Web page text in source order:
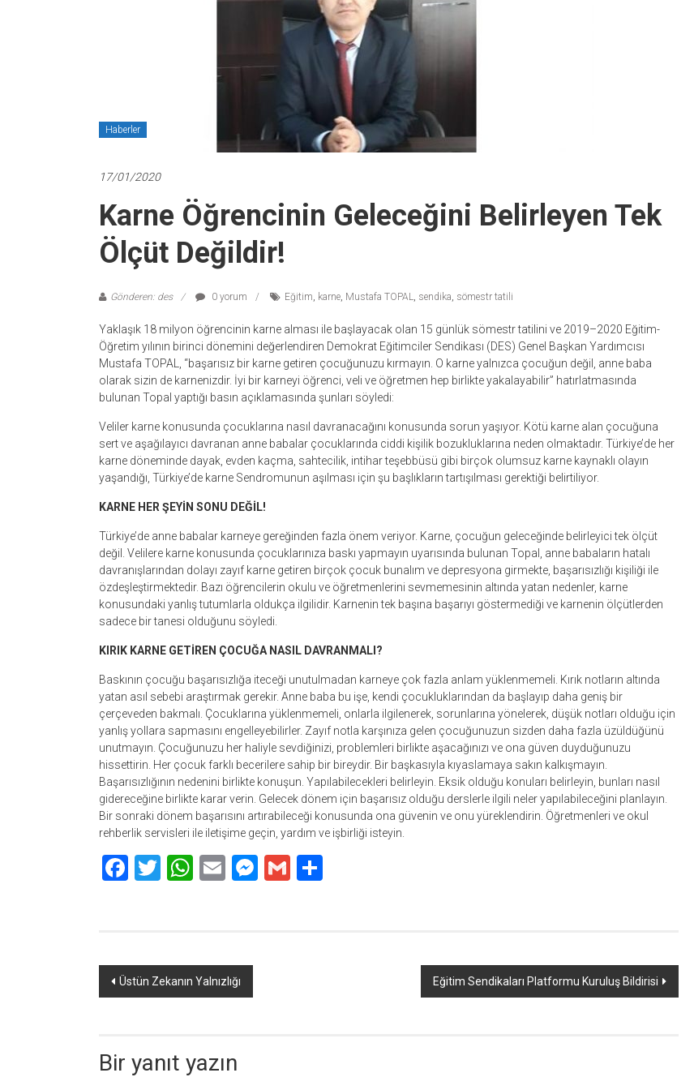
Haberler
17/01/2020
Karne Öğrencinin Geleceğini Belirleyen Tek
Ölçüt Değildir!
Gönderen: des 0 yorum Eğitim, karne, Mustafa TOPAL, sendika, sömestr tatili
Yaklaşık 18 milyon öğrencinin karne alması ile başlayacak olan 15 günlük sömestr tatilini ve 2019–2020 Eğitim-
Öğretim yılının birinci dönemini değerlendiren Demokrat Eğitimciler Sendikası (DES) Genel Başkan Yardımcısı
Mustafa TOPAL, “başarısız bir karne getiren çocuğunuzu kırmayın. O karne yalnızca çocuğun değil, anne baba
olarak sizin de karnenizdir. İyi bir karneyi öğrenci, veli ve öğretmen hep birlikte yakalayabilir” hatırlatmasında
bulunan Topal yaptığı basın açıklamasında şunları söyledi:
Veliler karne konusunda çocuklarına nasıl davranacağını konusunda sorun yaşıyor. Kötü karne alan çocuğuna
sert ve aşağılayıcı davranan anne babalar çocuklarında ciddi kişilik bozukluklarına neden olmaktadır. Türkiye’de her
karne döneminde dayak, evden kaçma, sahtecilik, intihar teşebbüsü gibi birçok olumsuz karne kaynaklı olayın
yaşandığı, Türkiye’de karne Sendromunun aşılması için şu başlıkların tartışılması gerektiği belirtiliyor.
KARNE HER ŞEYİN SONU DEĞİL!
Türkiye’de anne babalar karneye gereğinden fazla önem veriyor. Karne, çocuğun geleceğinde belirleyici tek ölçüt
değil. Velilere karne konusunda çocuklarınıza baskı yapmayın uyarısında bulunan Topal, anne babaların hatalı
davranışlarından dolayı zayıf karne getiren birçok çocuk bunalım ve depresyona girmekte, başarısızlığı kişiliği ile
özdeşleştirmektedir. Bazı öğrencilerin okulu ve öğretmenlerini sevmemesinin altında yatan nedenler, karne
konusundaki yanlış tutumlarla oldukça ilgilidir. Karnenin tek başına başarıyı göstermediği ve karnenin ölçütlerden
sadece bir tanesi olduğunu söyledi.
KIRIK KARNE GETİREN ÇOCUĞA NASIL DAVRANMALI?
Baskının çocuğu başarısızlığa iteceği unutulmadan karneye çok fazla anlam yüklenmemeli. Kırık notların altında
yatan asıl sebebi araştırmak gerekir. Anne baba bu işe, kendi çocukluklarından da başlayıp daha geniş bir
çerçeveden bakmalı. Çocuklarına yüklenmemeli, onlarla ilgilenerek, sorunlarına yönelerek, düşük notları olduğu için
yanlış yollara sapmasını engelleyebilirler. Zayıf notla karşınıza gelen çocuğunuzun sizden daha fazla üzüldüğünü
unutmayın. Çocuğunuzu her haliyle sevdiğinizi, problemleri birlikte aşacağınızı ve ona güven duyduğunuzu
hissettirin. Her çocuk farklı becerilere sahip bir bireydir. Bir başkasıyla kıyaslamaya sakın kalkışmayın.
Başarısızlığının nedenini birlikte konuşun. Yapılabilecekleri belirleyin. Eksik olduğu konuları belirleyin, bunları nasıl
gidereceğine birlikte karar verin. Gelecek dönem için başarısız olduğu derslerle ilgili neler yapılabileceğini planlayın.
Bir sonraki dönem başarısını artırabileceği konusunda ona güvenin ve onu yüreklendirin. Öğretmenleri ve okul
rehberlik servisleri ile iletişime geçin, yardım ve işbirliği isteyin.
Facebook
Twitter
WhatsApp
EmailMessenger
Gmail
Yazı
Üstün Zekanın Yalnızlığı Eğitim Sendikaları Platformu Kuruluş Bildirisi
Bir yanıt yazın